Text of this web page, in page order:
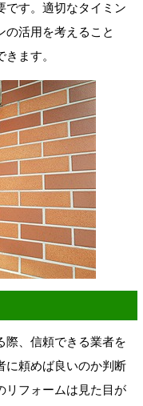
です。適切なタイミン
の活用を考えること
ます。
際、信頼できる業者を
に頼めば良いのか判断
リフォームは見た目が